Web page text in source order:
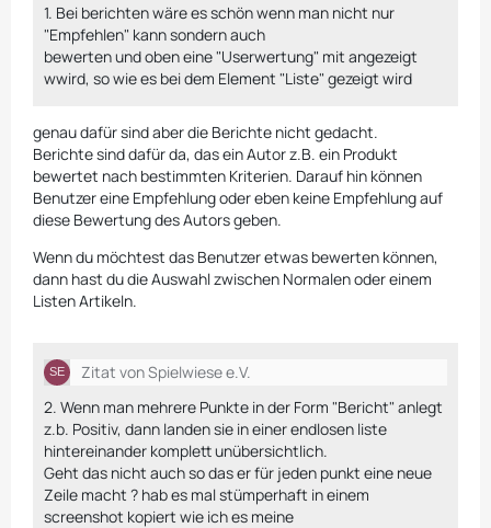
1. Bei berichten wäre es schön wenn man nicht nur
"Empfehlen" kann sondern auch
bewerten und oben eine "Userwertung" mit angezeigt
wwird, so wie es bei dem Element "Liste" gezeigt wird
genau dafür sind aber die Berichte nicht gedacht.
Berichte sind dafür da, das ein Autor z.B. ein Produkt
bewertet nach bestimmten Kriterien. Darauf hin können
Benutzer eine Empfehlung oder eben keine Empfehlung auf
diese Bewertung des Autors geben.
Wenn du möchtest das Benutzer etwas bewerten können,
dann hast du die Auswahl zwischen Normalen oder einem
Listen Artikeln.
Zitat von Spielwiese e.V.
2. Wenn man mehrere Punkte in der Form "Bericht" anlegt
z.b. Positiv, dann landen sie in einer endlosen liste
hintereinander komplett unübersichtlich.
Geht das nicht auch so das er für jeden punkt eine neue
Zeile macht ? hab es mal stümperhaft in einem
screenshot kopiert wie ich es meine